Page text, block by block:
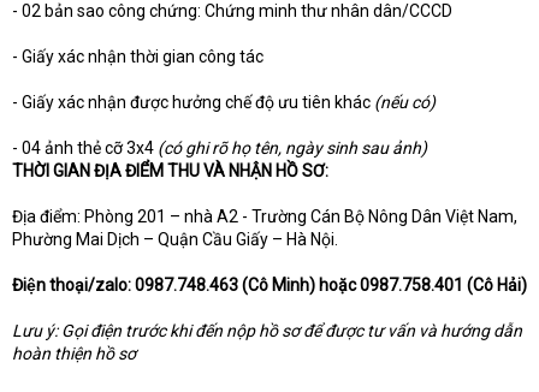
- 02 bản sao công chứng: Chứng minh thư nhân dân/CCCD
- Giấy xác nhận thời gian công tác
- Giấy xác nhận được hưởng chế độ ưu tiên khác (nếu có)
- 04 ảnh thẻ cỡ 3x4 (có ghi rõ họ tên, ngày sinh sau ảnh)
THỜI GIAN ĐỊA ĐIỂM THU VÀ NHẬN HỒ SƠ:
Địa điểm: Phòng 201 – nhà A2 - Trường Cán Bộ Nông Dân Việt Nam,
Phường Mai Dịch – Quận Cầu Giấy – Hà Nội.
Điện thoại/zalo: 0987.748.463 (Cô Minh) hoặc 0987.758.401 (Cô Hải)
Lưu ý: Gọi điện trước khi đến nộp hồ sơ để được tư vấn và hướng dẫn
hoàn thiện hồ sơ